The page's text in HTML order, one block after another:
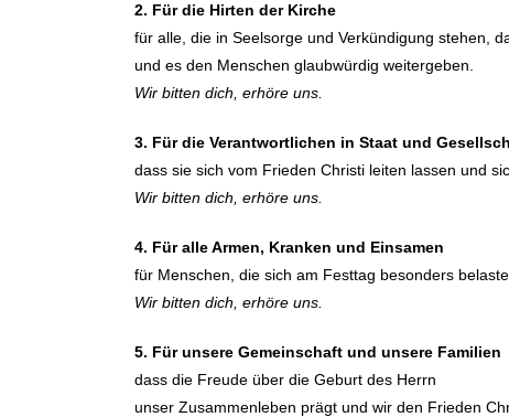
2. Für die Hirten der Kirche
für alle, die in Seelsorge und Verkündigung stehen,
und es den Menschen glaubwürdig weitergeben.
Wir bitten dich, erhöre uns.
3. Für die Verantwortlichen in Staat und
dass sie sich vom Frieden Christi leiten lassen und
Wir bitten dich, erhöre uns.
4. Für alle Armen, Kranken und Einsamen
für Menschen, die sich am Festtag besonders
Wir bitten dich, erhöre uns.
5. Für unsere Gemeinschaft und unsere Familien
dass die Freude über die Geburt des Herrn
unser Zusammenleben prägt und wir den Frieden